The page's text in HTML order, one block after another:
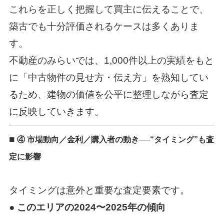
これらを正しく把握して買主に伝えることで、
築古でも十分評価されるケースは多くありま
す。
不動産のみらいでは、1,000件以上の実績をもと
に「中古物件の見せ方・伝え方」を熟知してい
るため、建物の価値を公平に整理しながら査定
に反映していきます。
■ ④ 市場動向／金利／購入者の動き──“タイミング”も査
定に影響
タイミングは意外と重要な査定要素です。
● このエリアの2024〜2025年の傾向